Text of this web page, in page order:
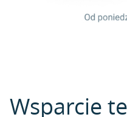
Wsparcie